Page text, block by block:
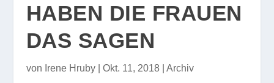
HABEN DIE FRAUEN
DAS SAGEN
von Irene Hruby| Okt. 11, 2018| Archiv